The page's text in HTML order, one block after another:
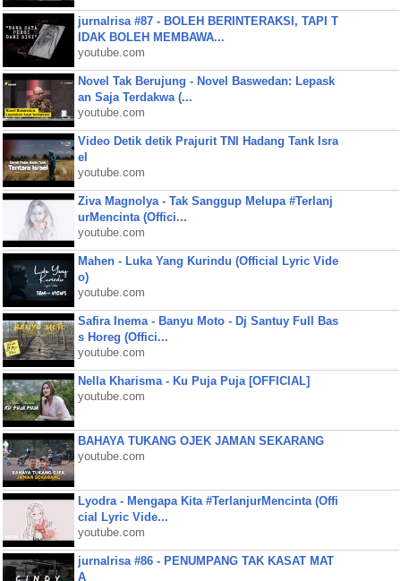
jurnalrisa #87 - BOLEH BERINTERAKSI, TAPI T
IDAK BOLEH MEMBAWA...
youtube.com
Novel Tak Berujung - Novel Baswedan: Lepask
an Saja Terdakwa (...
youtube.com
Video Detik detik Prajurit TNI Hadang Tank Isra
el
youtube.com
Ziva Magnolya - Tak Sanggup Melupa #Terlanj
urMencinta (Offici...
youtube.com
Mahen - Luka Yang Kurindu (Official Lyric Vide
o)
youtube.com
Safira Inema - Banyu Moto - Dj Santuy Full Bas
s Horeg (Offici...
youtube.com
Nella Kharisma - Ku Puja Puja [OFFICIAL]
youtube.com
BAHAYA TUKANG OJEK JAMAN SEKARANG
youtube.com
Lyodra - Mengapa Kita #TerlanjurMencinta (Offi
cial Lyric Vide...
youtube.com
jurnalrisa #86 - PENUMPANG TAK KASAT MAT
A